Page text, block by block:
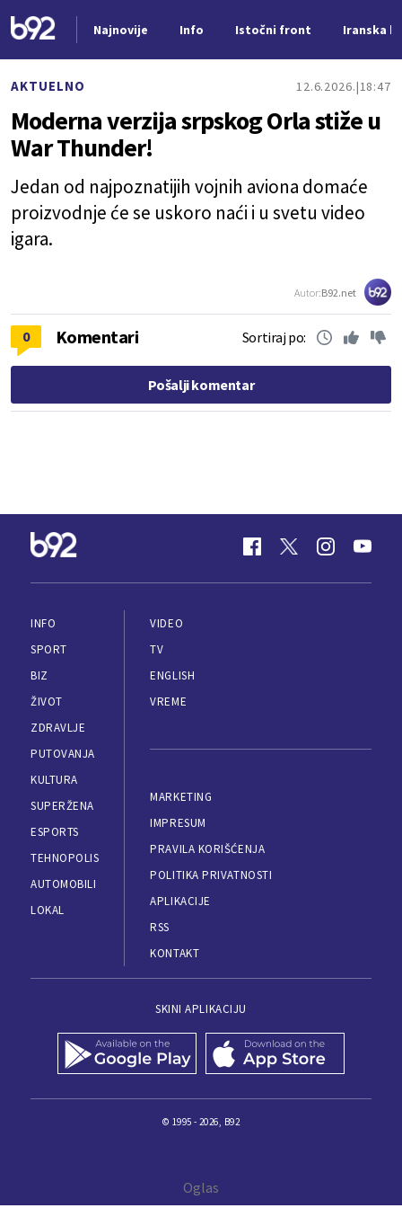
Najnovije Info Istočni front Iranska
AKTUELNO 12.6.2026. 18:47
Moderna verzija srpskog Orla stiže u
War Thunder!
Jedan od najpoznatijih vojnih aviona domaće
proizvodnje će se uskoro naći i u svetu video
igara.
Autor:B92.net
0 Komentari Sortiraj po:
Pošalji komentar
INFO
SPORT
BIZ
ŽIVOT
ZDRAVLJE
PUTOVANJA
KULTURA
SUPERŽENA
ESPORTS
TEHNOPOLIS
AUTOMOBILI
LOKAL
VIDEO
TV
ENGLISH
VREME
MARKETING
IMPRESUM
PRAVILA KORIŠĆENJA
POLITIKA PRIVATNOSTI
APLIKACIJE
RSS
KONTAKT
SKINI APLIKACIJU
© 1995 - 2026, B92